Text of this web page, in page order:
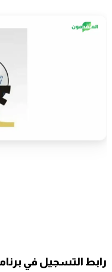
رابط التسجيل في